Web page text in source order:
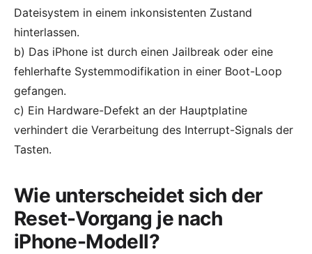
Dateisystem in einem inkonsistenten Zustand
hinterlassen.
b) Das iPhone ist durch einen Jailbreak oder eine
fehlerhafte Systemmodifikation in einer Boot-Loop
gefangen.
c) Ein Hardware-Defekt an der Hauptplatine
verhindert die Verarbeitung des Interrupt-Signals der
Tasten.
Wie unterscheidet sich der
Reset-Vorgang je nach
iPhone-Modell?